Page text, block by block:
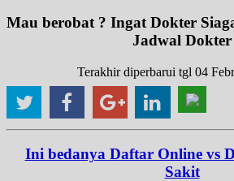
Mau berobat ? Ingat Dokter
Jadwal Dokter
Terakhir diperbarui tgl 04
Ini bedanya Daftar Online vs
Sakit